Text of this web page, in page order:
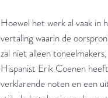
Hoewel het werk al vaak in
vertaling waarin de
zal niet alleen
Hispanist Erik Coenen
verklarende noten en een